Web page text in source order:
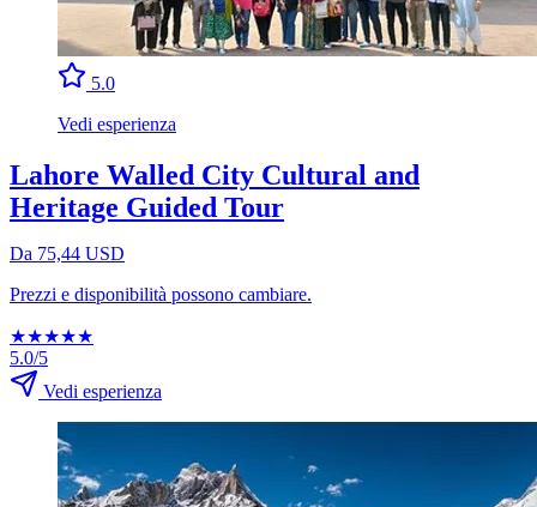
5.0
Vedi esperienza
Lahore Walled City Cultural and
Heritage Guided Tour
Da 75,44 USD
Prezzi e disponibilità possono cambiare.
★★★★★
5.0/5
Vedi esperienza